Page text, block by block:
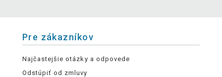
Pre zákazníkov
Najčastejšie otázky a odpovede
Odstúpiť od zmluvy